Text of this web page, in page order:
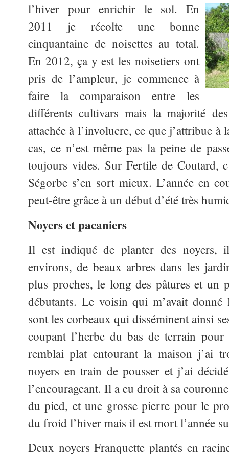
l’hiver pour enrichir le sol. En
2011 je récolte une bonne
cinquantaine de noisettes au total.
En 2012, ça y est les noisetiers ont
pris de l’ampleur, je commence à
faire la comparaison entre les
différents cultivars mais la majorité
attachée à l’involucre, ce que j’attribue à
cas, ce n’est même pas la peine de
toujours vides. Sur Fertile de Coutard,
Ségorbe s’en sort mieux. L’année en
peut-être grâce à un début d’été très
Noyers et pacaniers
Il est indiqué de planter des
environs, de beaux arbres dans les
plus proches, le long des pâtures et un
débutants. Le voisin qui m’avait
sont les corbeaux qui disséminent ainsi
coupant l’herbe du bas de terrain
remblai plat entourant la maison j’ai
noyers en train de pousser et j’ai
l’encourageant. Il a eu droit à sa
du pied, et une grosse pierre pour le
du froid l’hiver mais il est mort l’année
Deux noyers Franquette plantés en